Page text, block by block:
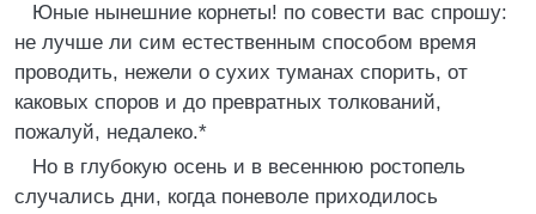
Юные нынешние корнеты! по совести вас спрошу:
не лучше ли сим естественным способом время
проводить, нежели о сухих туманах спорить, от
каковых споров и до превратных толкований,
пожалуй, недалеко.*
Но в глубокую осень и в весеннюю ростопель
случались дни, когда поневоле приходилось